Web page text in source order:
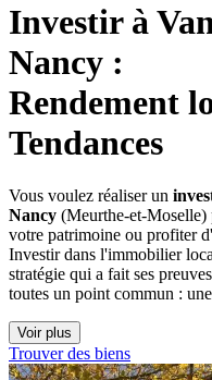
Investir à
Nancy :
Rendement
Tendances
Vous voulez réaliser un
Nancy (Meurthe-et-Moselle)
votre patrimoine ou profiter
Investir dans l'immobilier
stratégie qui a fait ses
toutes un point commun :
Voir plus
Trouver des biens